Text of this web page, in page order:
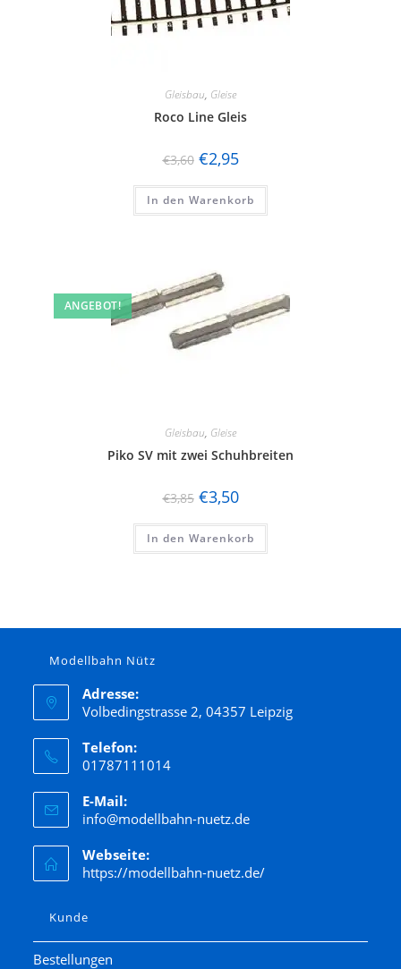
Gleisbau, Gleise
Roco Line Gleis
€3,60 €2,95
In den Warenkorb
ANGEBOT!
Gleisbau, Gleise
Piko SV mit zwei Schuhbreiten
€3,85 €3,50
In den Warenkorb
Modellbahn Nütz
Adresse:
Volbedingstrasse 2, 04357 Leipzig
Telefon:
01787111014
E-Mail:
info@modellbahn-nuetz.de
Webseite:
https://modellbahn-nuetz.de/
Kunde
Bestellungen